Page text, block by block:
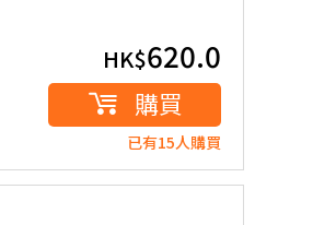
HK$620.0
購買
已有15人購買